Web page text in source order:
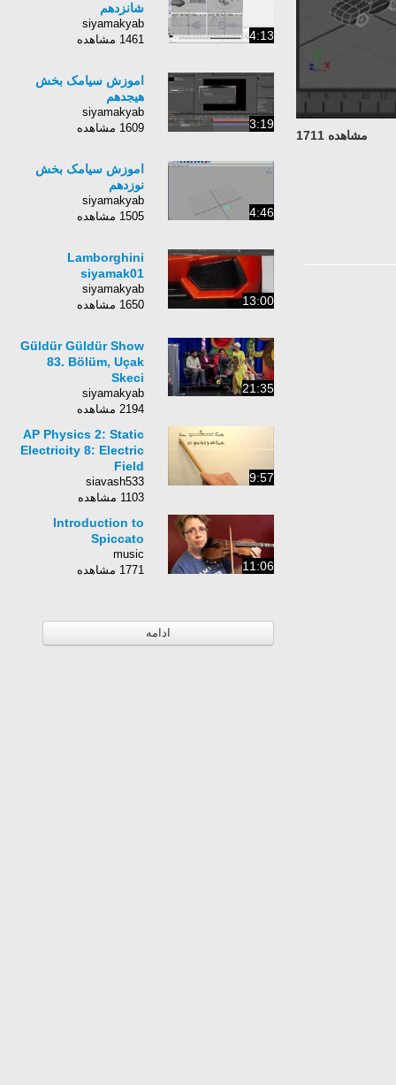
مشاهده 1711
4:13
شانزدهم
siyamakyab
1461 مشاهده
3:19
اموزش سیامک بخش
هیجدهم
siyamakyab
1609 مشاهده
4:46
اموزش سیامک بخش
نوزدهم
siyamakyab
1505 مشاهده
13:00
Lamborghini
siyamak01
siyamakyab
1650 مشاهده
21:35
Güldür Güldür Show
83. Bölüm, Uçak
Skeci
siyamakyab
2194 مشاهده
9:57
AP Physics 2: Static
Electricity 8: Electric
Field
siavash533
1103 مشاهده
11:06
Introduction to
Spiccato
music
1771 مشاهده
ادامه